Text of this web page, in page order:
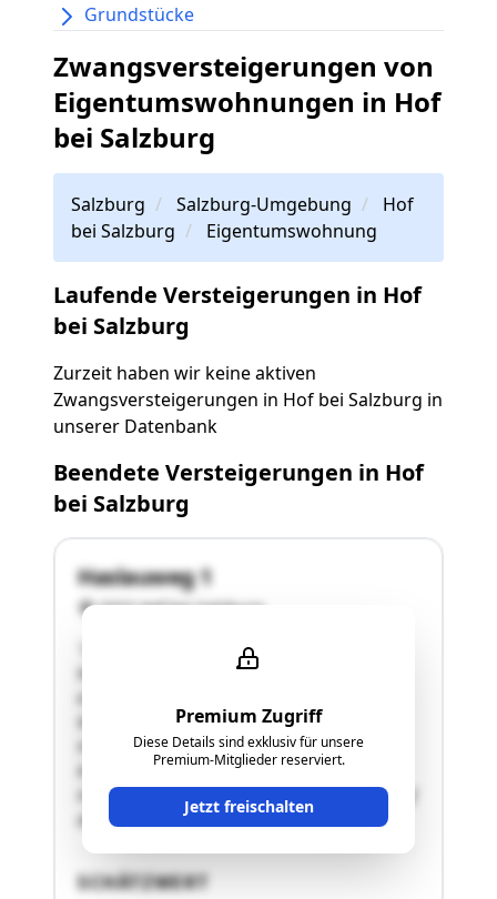
Grundstücke
Zwangsversteigerungen von
Eigentumswohnungen in Hof
bei Salzburg
Salzburg Salzburg-Umgebung
Hof
bei Salzburg
Eigentumswohnung
Laufende Versteigerungen in Hof
bei Salzburg
Zurzeit haben wir keine aktiven
Zwangsversteigerungen in Hof bei Salzburg in
unserer Datenbank
Beendete Versteigerungen in Hof
bei Salzburg
Premium Zugriff
Diese Details sind exklusiv für unsere
Premium-Mitglieder reserviert.
Jetzt freischalten
Haslauweg 1
5322 Hof bei Salzburg
"Zur Versteigerung gelangen zwei
Wohnungseigentumsobjekte im Dachgeschoß
eines fünf Wohneinheiten umfassenden
Wohnhauses im Ortsteil Haslau der Gemeinde
Hof bei Salzburg, ca 400m nordwestlich des
Kreisverkehrs B 158 Wolfgangseestraße /
Hinterseestraße / Seestraße gelegen. Es wird auf
die ausführliche Beschreibung im …"
SCHÄTZWERT